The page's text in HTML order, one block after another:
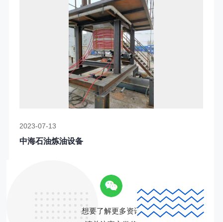
2023-07-13
中海石油炼油设备
想要了解更多资讯